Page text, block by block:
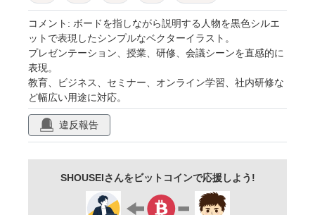
ビジネス ホワイトボード 発表 学校
学習 教師 指導 会社 オフィス
コミュニケーション
講演 シルエット アイコン ベクター
教室 プレゼンテーション
スピーチ 仕事
動画教材 ミーティング セールス
オンライン
人材育成
コメント: ボードを指しながら説明する人物を黒色シルエ
ットで表現したシンプルなベクターイラスト。
プレゼンテーション、授業、研修、会議シーンを直感的に
表現。
教育、ビジネス、セミナー、オンライン学習、社内研修な
ど幅広い用途に対応。
違反報告
SHOUSEIさんをビットコインで応援しよう!